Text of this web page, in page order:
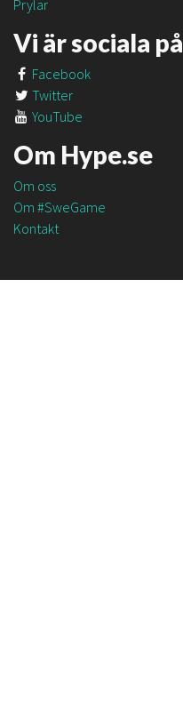
Prylar
Vi är sociala på
Facebook
Twitter
YouTube
Om Hype.se
Om oss
Om #SweGame
Kontakt